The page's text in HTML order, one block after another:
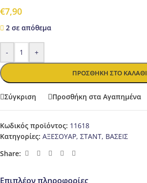
€7,90
2 σε απόθεμα
- +
ΠΡΟΣΘΉΚΗ ΣΤΟ ΚΑΛΆΘΙ
Σύγκριση Προσθήκη στα Αγαπημένα
Κωδικός προϊόντος: 11618
Κατηγορίες: ΑΞΕΣΟΥΑΡ, ΣΤΑΝΤ, ΒΑΣΕΙΣ
Share:
Επιπλέον πληροφορίες